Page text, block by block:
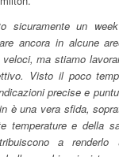
sicuramente un
ancora in alcune
ma stiamo
Visto il poco
precise e
è una vera sfida,
temperature e della
a